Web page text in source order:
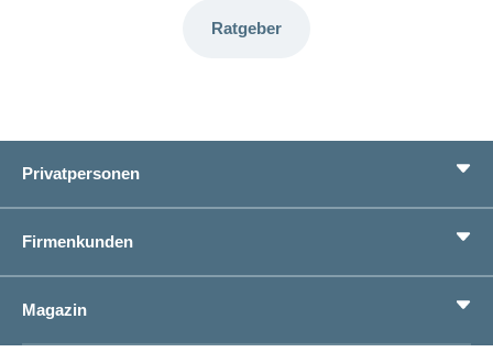
Ratgeber
Privatpersonen
Lebenssituationen
Service
Sparen
Firmenkunden
Betriebliches Gesundheitsmanagement
Einheitliches Lohnmeldeverfahren ELM
Magazin